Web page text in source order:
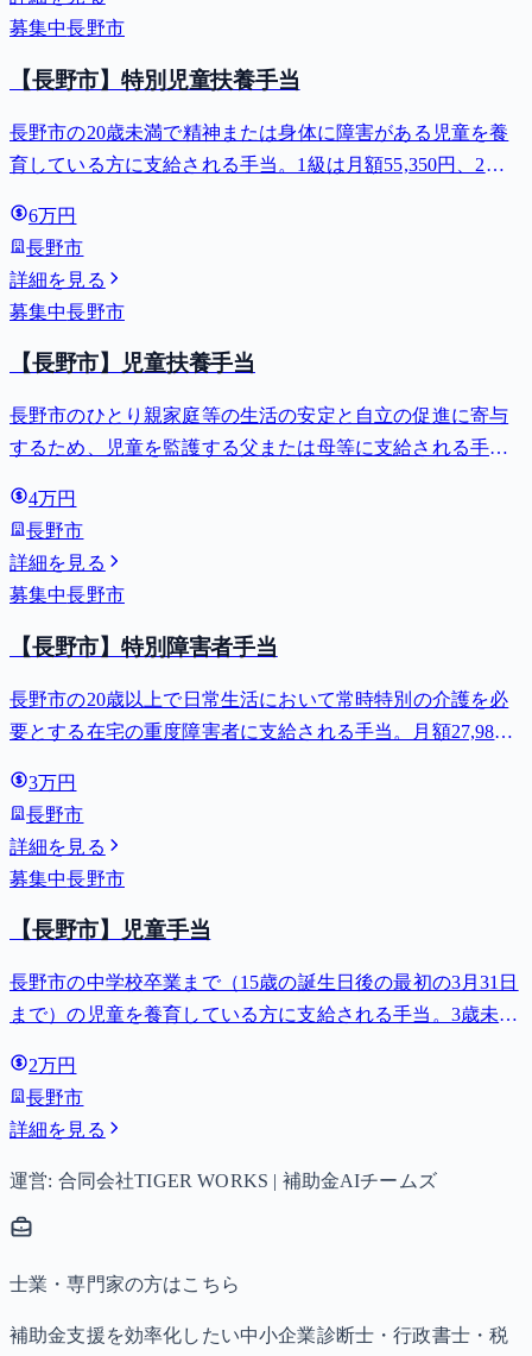
募集中長野市
【長野市】特別児童扶養手当
長野市の20歳未満で精神または身体に障害がある児童を養
育している方に支給される手当。1級は月額55,350円、2級
6万円
長野市
詳細を見る
募集中長野市
【長野市】児童扶養手当
長野市のひとり親家庭等の生活の安定と自立の促進に寄与
するため、児童を監護する父または母等に支給される手
4万円
長野市
詳細を見る
募集中長野市
【長野市】特別障害者手当
長野市の20歳以上で日常生活において常時特別の介護を必
要とする在宅の重度障害者に支給される手当。月額27,980
3万円
長野市
詳細を見る
募集中長野市
【長野市】児童手当
長野市の中学校卒業まで（15歳の誕生日後の最初の3月31日
まで）の児童を養育している方に支給される手当。3歳未満
子以降は15,000円）、中学生は月額10,000円。
2万円
長野市
詳細を見る
運営: 合同会社TIGER WORKS | 補助金AIチームズ
士業・専門家の方はこちら
補助金支援を効率化したい中小企業診断士・行政書士・税